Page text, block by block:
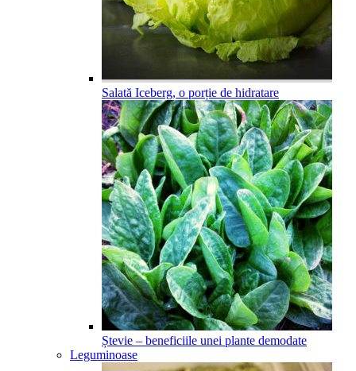
Salată Iceberg, o porție de hidratare
Ștevie – beneficiile unei plante demodate
Leguminoase